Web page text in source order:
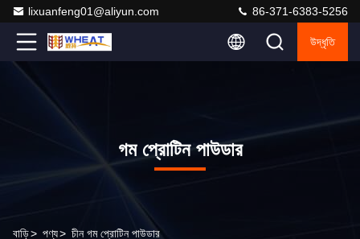
lixuanfeng01@aliyun.com 86-371-6383-5256
উদ্ধৃতি
গম প্রোটিন পাউডার
বাড়ি> পণ্য> চীন গম প্রোটিন পাউডার